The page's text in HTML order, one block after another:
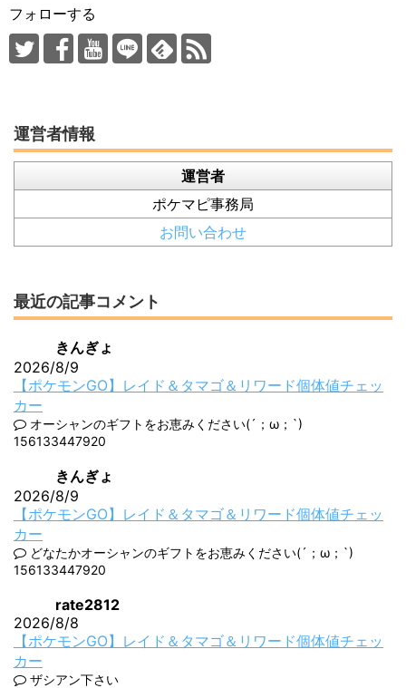
フォローする
運営者情報
運営者
ポケマピ事務局
お問い合わせ
最近の記事コメント
きんぎょ
2026/8/9
【ポケモンGO】レイド＆タマゴ＆リワード個体値チェッ
カー
オーシャンのギフトをお恵みください(´；ω；`)
156133447920
きんぎょ
2026/8/9
【ポケモンGO】レイド＆タマゴ＆リワード個体値チェッ
カー
どなたかオーシャンのギフトをお恵みください(´；ω；`)
156133447920
rate2812
2026/8/8
【ポケモンGO】レイド＆タマゴ＆リワード個体値チェッ
カー
ザシアン下さい